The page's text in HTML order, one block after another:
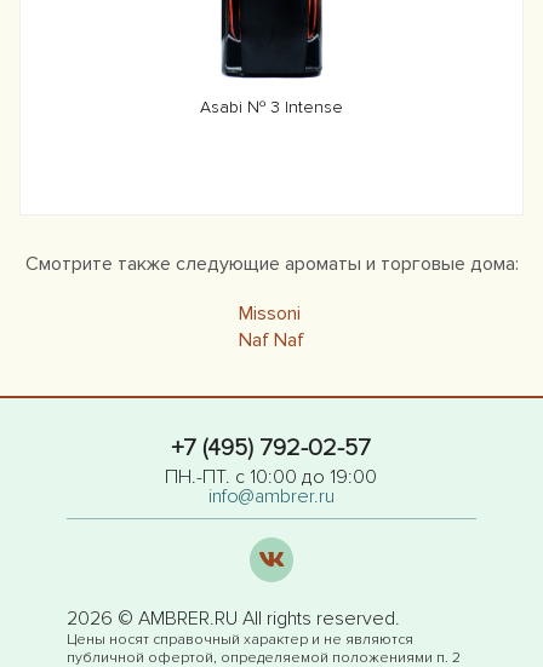
Asabi № 3 Intense
Смотрите также следующие ароматы и торговые дома:
Missoni
Naf Naf
+7 (495) 792-02-57
ПН.-ПТ. с 10:00 до 19:00
info@ambrer.ru
2026 © AMBRER.RU All rights reserved.
Цены носят справочный характер и не являются
публичной офертой, определяемой положениями п. 2